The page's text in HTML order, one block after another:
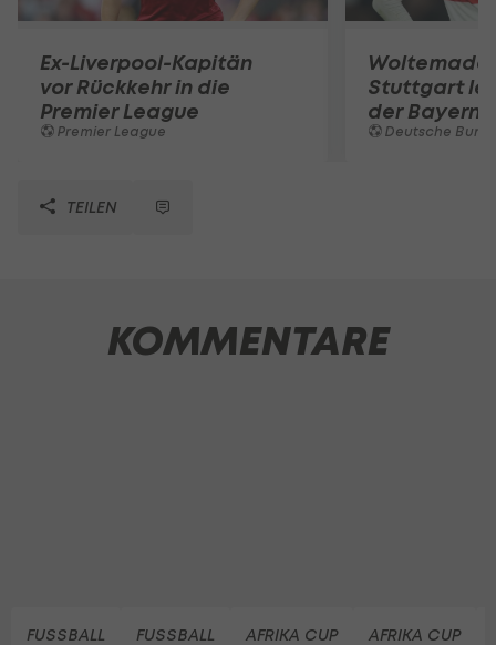
Ex-Liverpool-Kapitän
vor Rückkehr in die
Premier League
Premier League
Stuttgart
der Bayern
Deutsche
TEILEN
KOMMENTARE
FUSSBALL FUSSBALL AFRIKA CUP AFRIKA CUP